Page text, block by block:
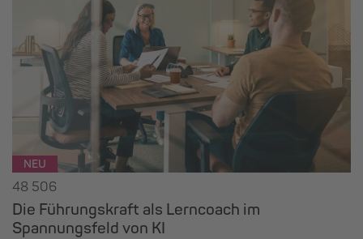
NEU
48 506
Die Führungskraft als Lerncoach im
Spannungsfeld von KI